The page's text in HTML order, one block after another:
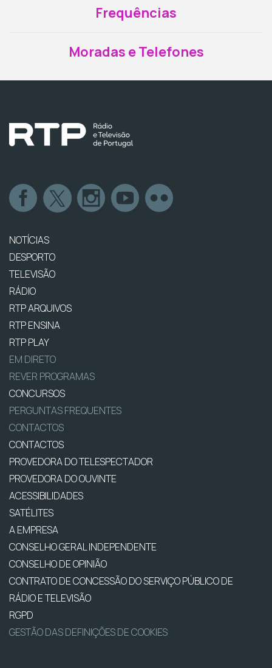
Frequências
Moradas e Telefones
NOTÍCIAS
DESPORTO
TELEVISÃO
RÁDIO
RTP ARQUIVOS
RTP ENSINA
RTP PLAY
EM DIRETO
REVER PROGRAMAS
CONCURSOS
PERGUNTAS FREQUENTES
CONTACTOS
CONTACTOS
PROVEDORA DO TELESPECTADOR
PROVEDORA DO OUVINTE
ACESSIBILIDADES
SATÉLITES
A EMPRESA
CONSELHO GERAL INDEPENDENTE
CONSELHO DE OPINIÃO
CONTRATO DE CONCESSÃO DO SERVIÇO PÚBLICO DE
RÁDIO E TELEVISÃO
RGPD
GESTÃO DAS DEFINIÇÕES DE COOKIES